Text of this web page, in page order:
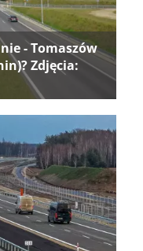
- Tomaszów
Zdjęcia: